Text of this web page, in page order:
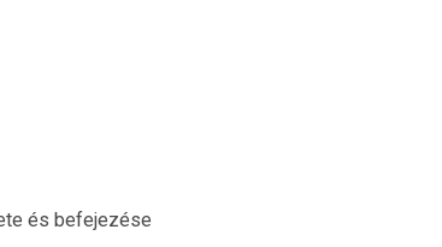
és befejezése